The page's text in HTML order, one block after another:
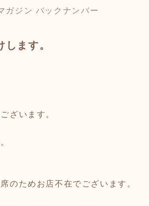
ガジン バックナンバー
します。
ざいます。
のためお店不在でございます。